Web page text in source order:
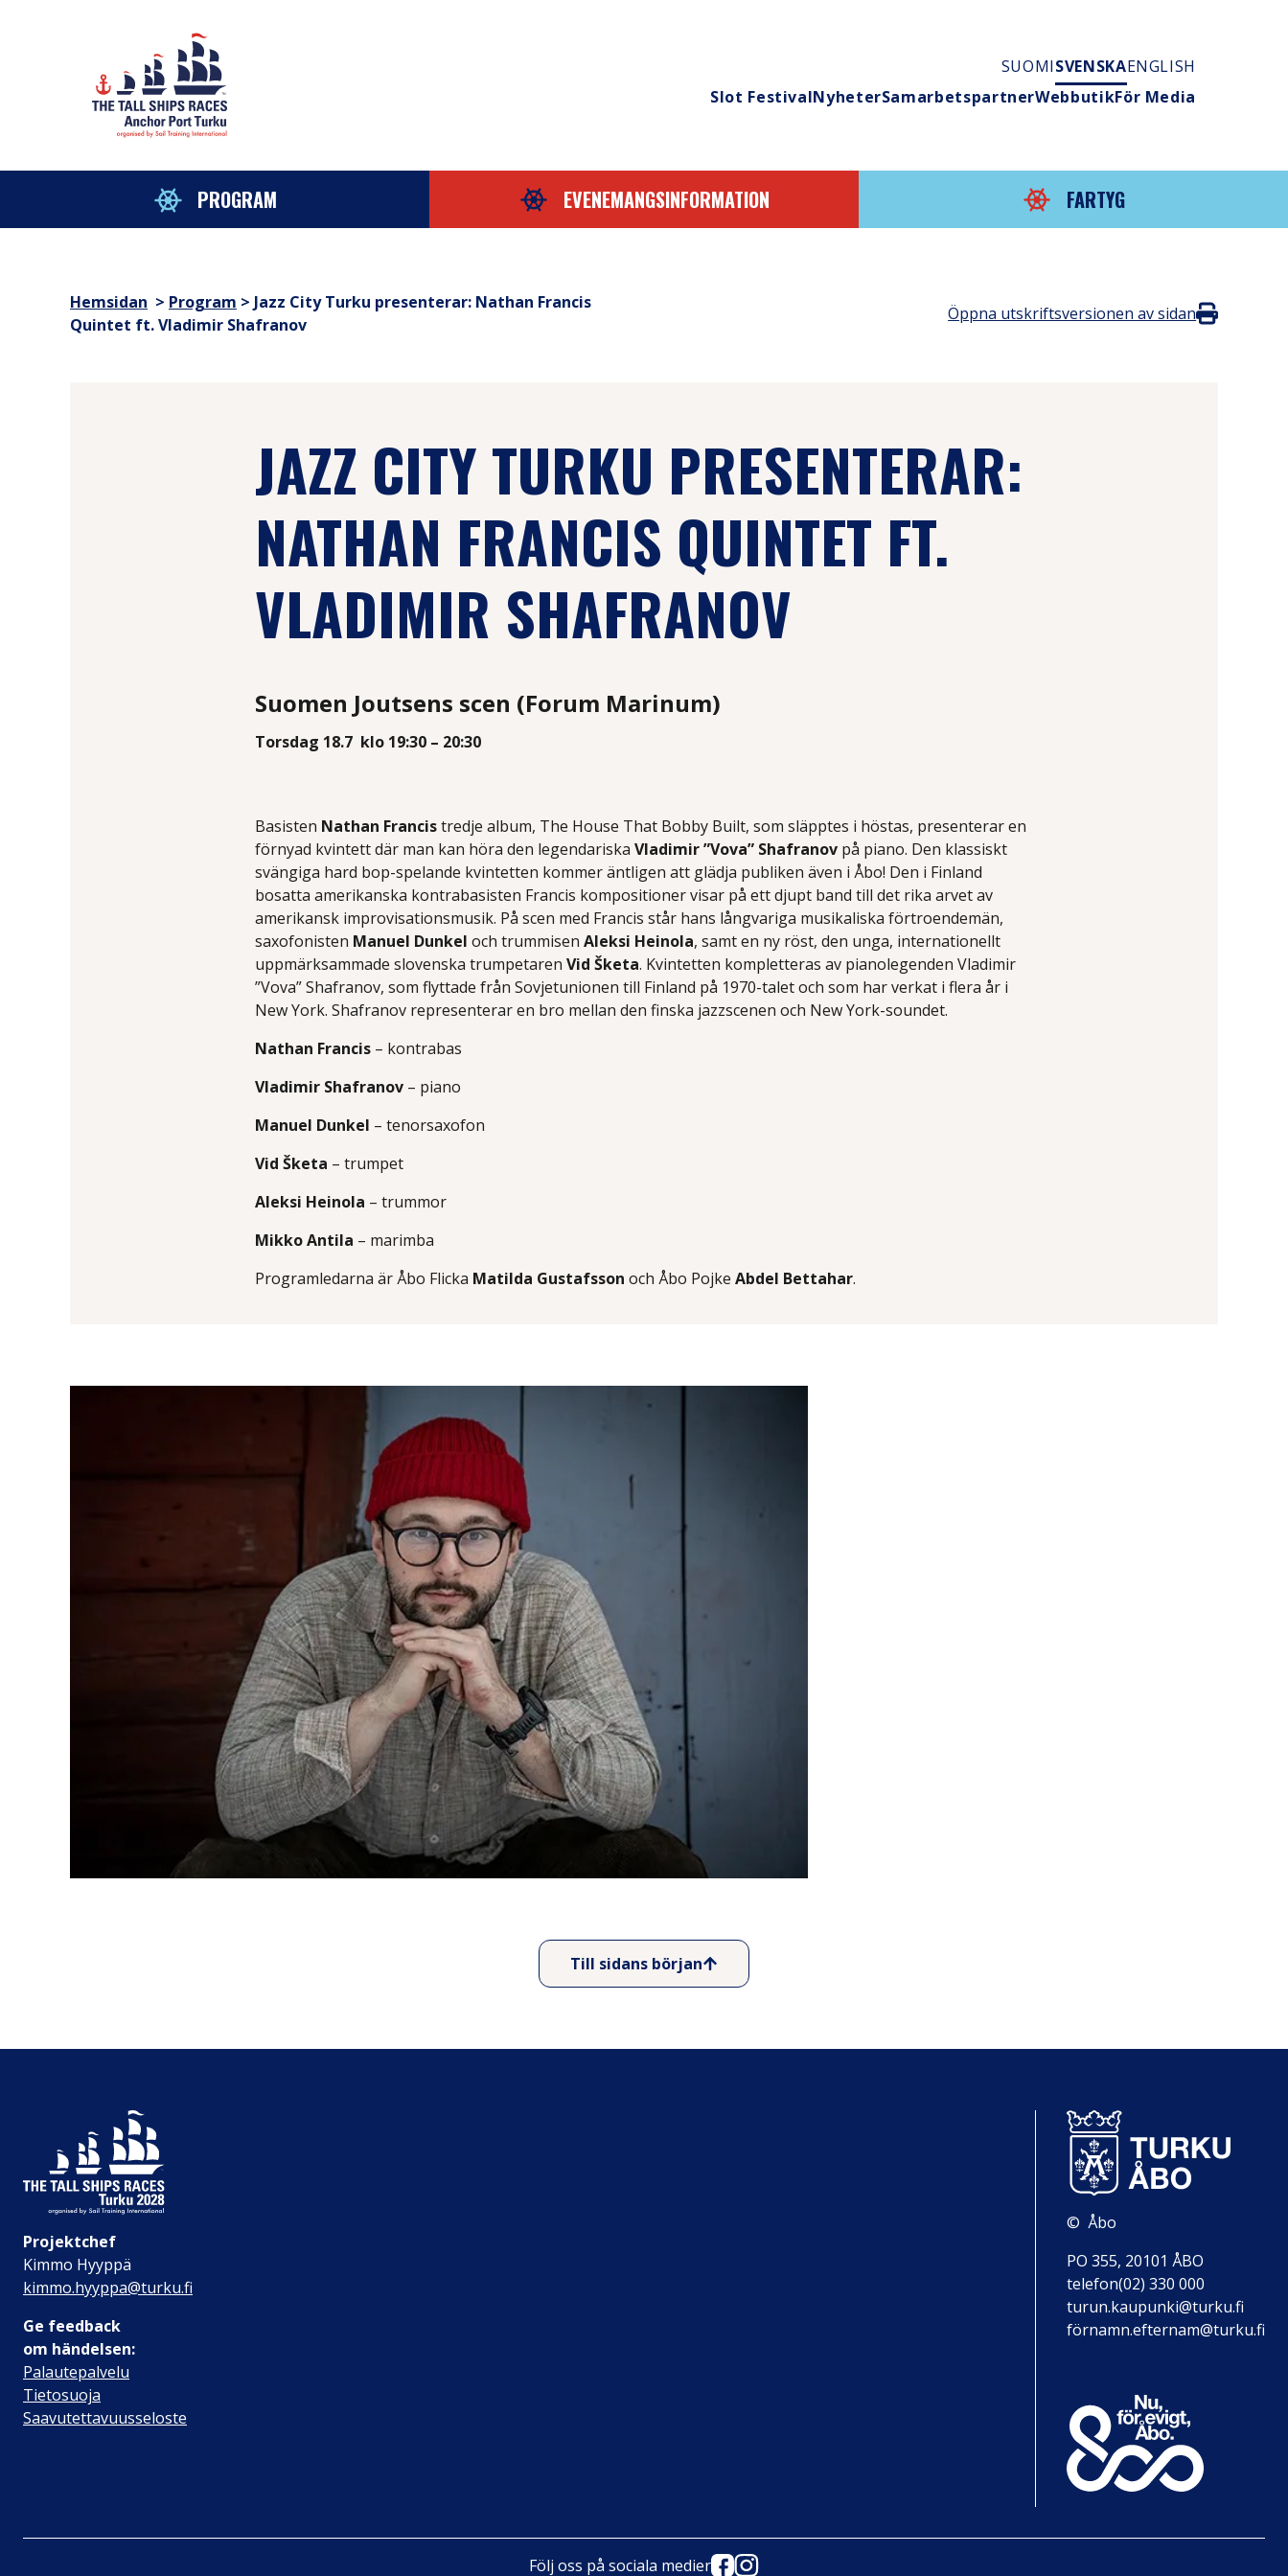
SUOMISVENSKAENGLISH
Slot FestivalNyheterSamarbetspartnerWebbutikFör Media
PROGRAM EVENEMANGSINFORMATION FARTYG
Hemsidan > Program > Jazz City Turku presenterar: Nathan Francis
Quintet ft. Vladimir Shafranov
Öppna utskriftsversionen av sidan
JAZZ CITY TURKU PRESENTERAR:
NATHAN FRANCIS QUINTET FT.
VLADIMIR SHAFRANOV
Suomen Joutsens scen (Forum Marinum)
Torsdag 18.7 klo 19:30 – 20:30
Basisten Nathan Francistredje album, The House That Bobby Built, som släpptes i höstas, presenterar en
förnyad kvintett där man kan höra den legendariska Vladimir ”Vova” Shafranovpå piano. Den klassiskt
svängiga hard bop-spelande kvintetten kommer äntligen att glädja publiken även i Åbo! Den i Finland
bosatta amerikanska kontrabasisten Francis kompositioner visar på ett djupt band till det rika arvet av
amerikansk improvisationsmusik. På scen med Francis står hans långvariga musikaliska förtroendemän,
saxofonisten Manuel Dunkel och trummisen Aleksi Heinola, samt en ny röst, den unga, internationellt
uppmärksammade slovenska trumpetaren Vid Šketa. Kvintetten kompletteras av pianolegenden Vladimir
”Vova” Shafranov, som flyttade från Sovjetunionen till Finland på 1970-talet och som har verkat i flera år i
New York. Shafranov representerar en bro mellan den finska jazzscenen och New York-soundet.
Nathan Francis– kontrabas
Vladimir Shafranov– piano
Manuel Dunkel – tenorsaxofon
Vid Šketa – trumpet
Aleksi Heinola – trummor
Mikko Antila – marimba
Programledarna är Åbo Flicka Matilda Gustafsson och Åbo Pojke Abdel Bettahar.
Till sidans början
Projektchef
Kimmo Hyyppä
kimmo.hyyppa@turku.fi
Ge feedback
om händelsen:
Palautepalvelu
Tietosuoja
Saavutettavuusseloste
© Åbo
PO 355, 20101 ÅBO
telefon(02) 330 000
turun.kaupunki@turku.fi
förnamn.efternam@turku.fi
Följ oss på sociala medier